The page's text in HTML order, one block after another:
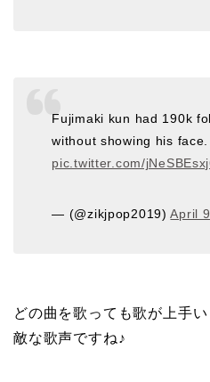
Fujimaki kun had 190k
without showing his face.
pic.twitter.com/
— (@zikjpop2019)April
どの曲を歌っても歌が上手
敵な歌声ですね♪